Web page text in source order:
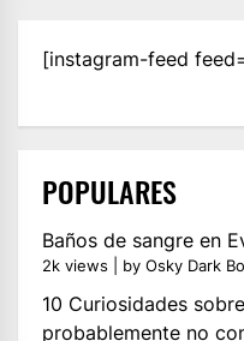
[instagram-feed
POPULARES
Baños de sangre en
2k views by Osky Dark
10 Curiosidades
probablemente no